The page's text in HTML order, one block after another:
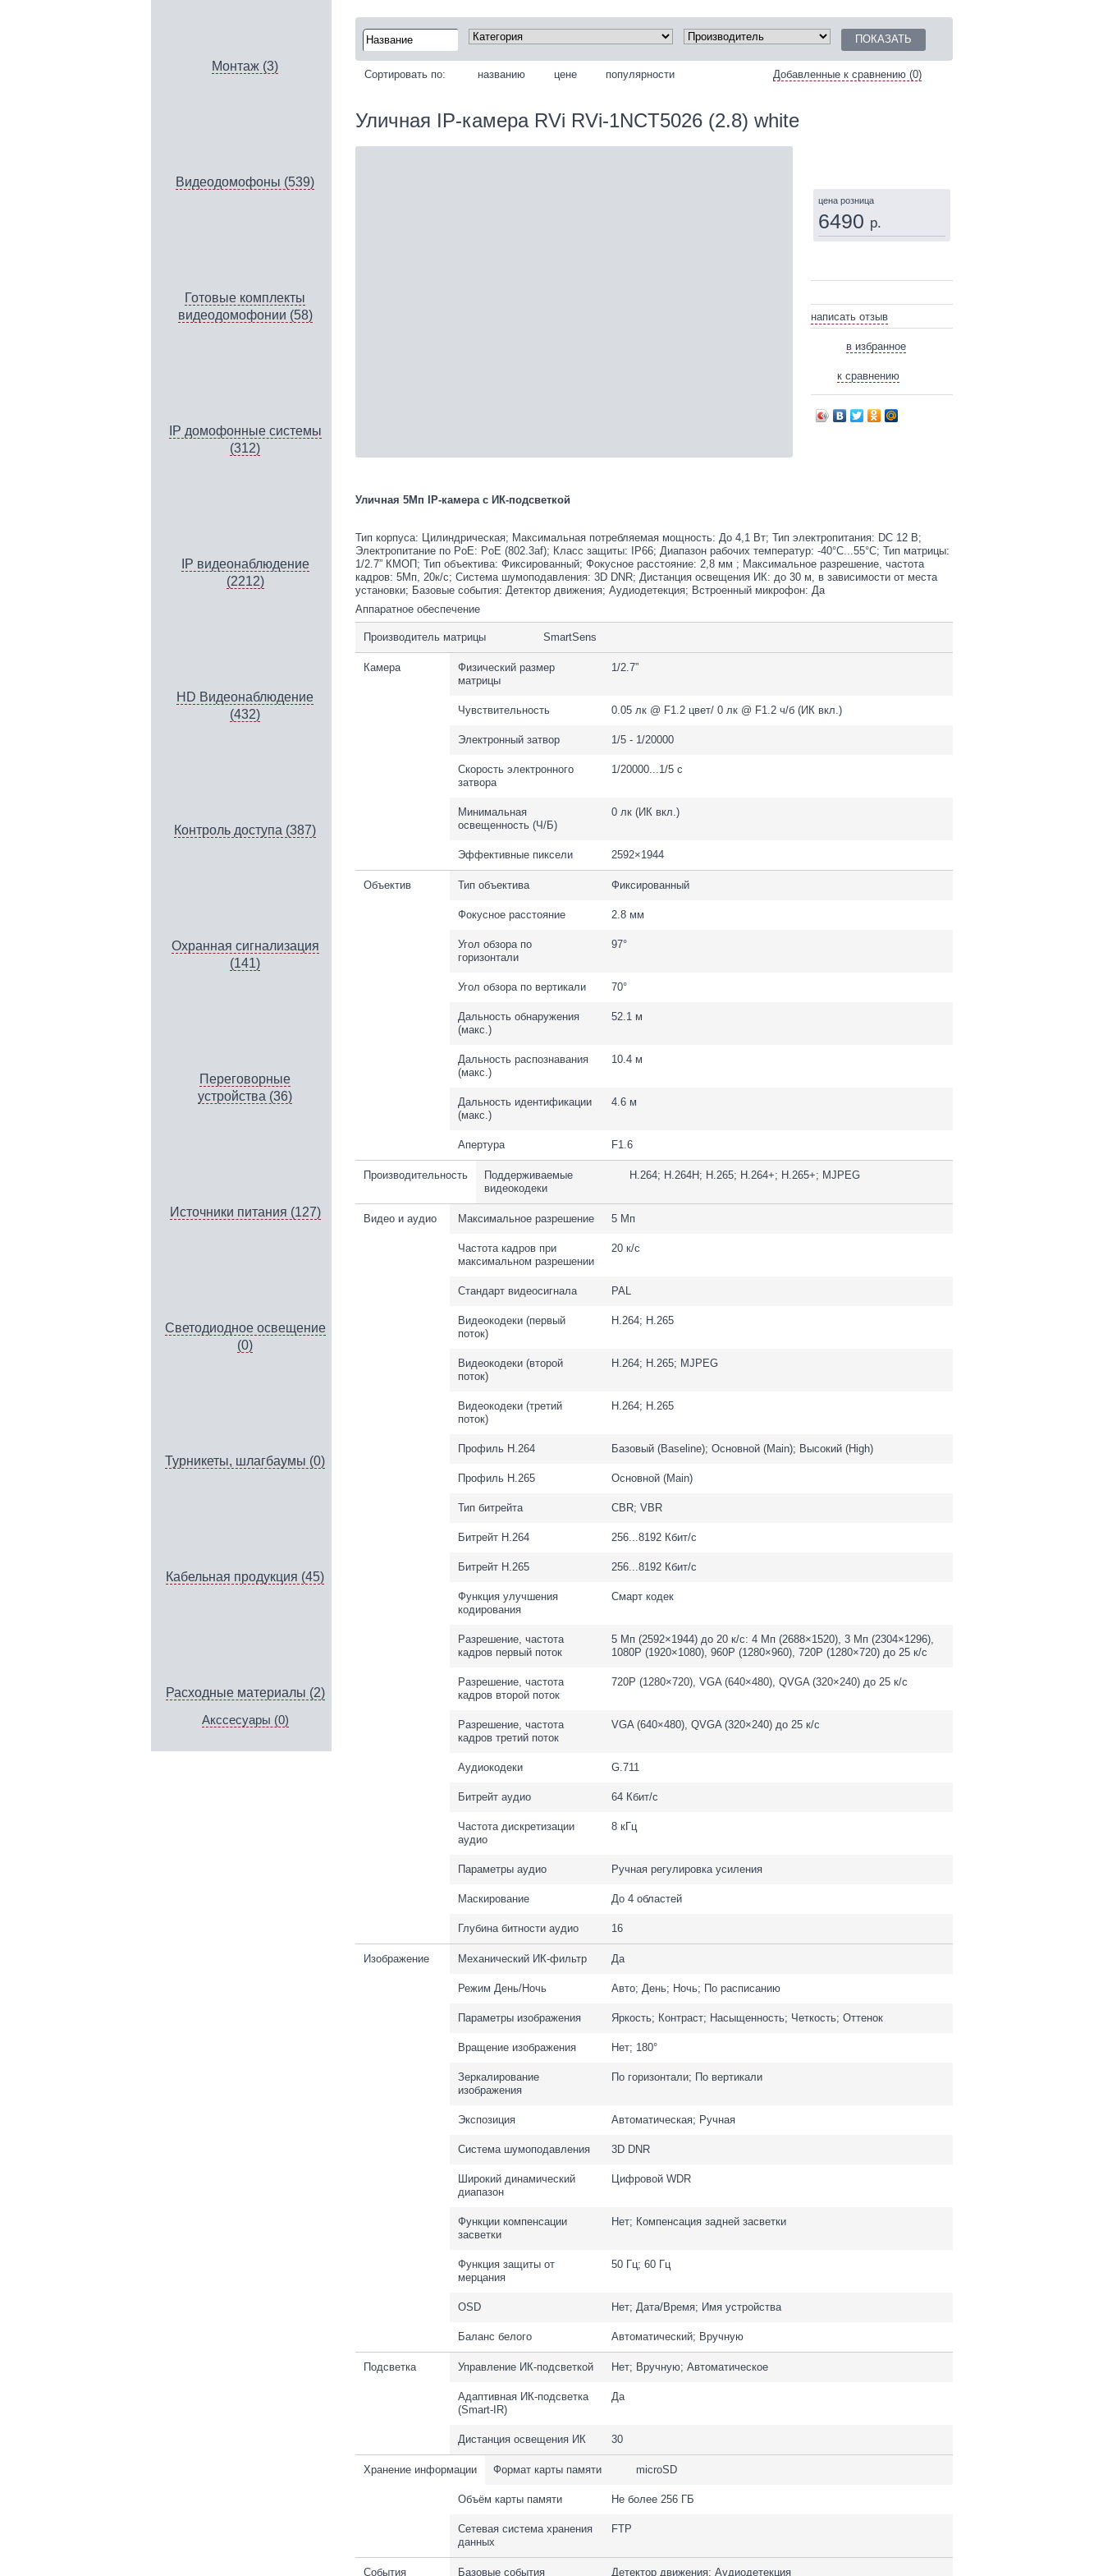
Монтаж (3)
Видеодомофоны (539)
Готовые комплекты
видеодомофонии (58)
IP домофонные системы
(312)
IP видеонаблюдение
(2212)
HD Видеонаблюдение
(432)
Контроль доступа (387)
Охранная сигнализация
(141)
Переговорные
устройства (36)
Источники питания (127)
Светодиодное освещение
(0)
Турникеты, шлагбаумы (0)
Кабельная продукция (45)
Расходные материалы (2)
Акссесуары (0)
Добавленные к сравнению (0)
Сортировать по: названию цене популярности
Уличная IP‑камера RVi RVi-1NCT5026 (2.8) white
цена розница
6490 р.
написать отзыв
в избранное
к сравнению
Уличная 5Мп IP-камера с ИК-подсветкой
Тип корпуса: Цилиндрическая; Максимальная потребляемая мощность: До 4,1 Вт; Тип электропитания: DC 12 В;
Электропитание по PoE: PoE (802.3af); Класс защиты: IP66; Диапазон рабочих температур: -40°С...55°С; Тип матрицы:
1/2.7” КМОП; Тип объектива: Фиксированный; Фокусное расстояние: 2,8 мм ; Максимальное разрешение, частота
кадров: 5Мп, 20к/с; Система шумоподавления: 3D DNR; Дистанция освещения ИК: до 30 м, в зависимости от места
установки; Базовые события: Детектор движения; Аудиодетекция; Встроенный микрофон: Да
Аппаратное обеспечение
Производитель матрицы SmartSens
Камера
Физический размер
матрицы
1/2.7”
Чувствительность 0.05 лк @ F1.2 цвет/ 0 лк @ F1.2 ч/б (ИК вкл.)
Электронный затвор 1/5 - 1/20000
Скорость электронного
затвора
1/20000...1/5 с
Минимальная
освещенность (Ч/Б)
0 лк (ИК вкл.)
Эффективные пиксели 2592×1944
Объектив Тип объектива Фиксированный
Фокусное расстояние 2.8 мм
Угол обзора по
горизонтали
97°
Угол обзора по вертикали 70°
Дальность обнаружения
(макс.)
52.1 м
Дальность распознавания
(макс.)
10.4 м
Дальность идентификации
(макс.)
4.6 м
Апертура F1.6
Производительность
Поддерживаемые
видеокодеки
H.264; H.264H; H.265; H.264+; H.265+; MJPEG
Видео и аудио Максимальное разрешение 5 Мп
Частота кадров при
максимальном разрешении
20 к/с
Стандарт видеосигнала PAL
Видеокодеки (первый
поток)
H.264; H.265
Видеокодеки (второй
поток)
H.264; H.265; MJPEG
Видеокодеки (третий
поток)
H.264; H.265
Профиль H.264 Базовый (Baseline); Основной (Main); Высокий (High)
Профиль H.265 Основной (Main)
Тип битрейта CBR; VBR
Битрейт H.264 256...8192 Кбит/с
Битрейт H.265 256...8192 Кбит/с
Функция улучшения
кодирования
Смарт кодек
Разрешение, частота
кадров первый поток
5 Мп (2592×1944) до 20 к/с: 4 Мп (2688×1520), 3 Мп (2304×1296),
1080P (1920×1080), 960P (1280×960), 720P (1280×720) до 25 к/с
Разрешение, частота
кадров второй поток
720P (1280×720), VGA (640×480), QVGA (320×240) до 25 к/с
Разрешение, частота
кадров третий поток
VGA (640×480), QVGA (320×240) до 25 к/с
Аудиокодеки G.711
Битрейт аудио 64 Кбит/с
Частота дискретизации
аудио
8 кГц
Параметры аудио Ручная регулировка усиления
Маскирование До 4 областей
Глубина битности аудио 16
Изображение Механический ИК-фильтр Да
Режим День/Ночь Авто; День; Ночь; По расписанию
Параметры изображения Яркость; Контраст; Насыщенность; Четкость; Оттенок
Вращение изображения Нет; 180°
Зеркалирование
изображения
По горизонтали; По вертикали
Экспозиция Автоматическая; Ручная
Система шумоподавления 3D DNR
Широкий динамический
диапазон
Цифровой WDR
Функции компенсации
засветки
Нет; Компенсация задней засветки
Функция защиты от
мерцания
50 Гц; 60 Гц
OSD Нет; Дата/Время; Имя устройства
Баланс белого Автоматический; Вручную
Подсветка Управление ИК-подсветкой Нет; Вручную; Автоматическое
Адаптивная ИК-подсветка
(Smart-IR)
Да
Дистанция освещения ИК 30
Хранение информации Формат карты памяти microSD
Объём карты памяти Не более 256 ГБ
Cетевая система хранения
данных
FTP
События Базовые события Детектор движения; Аудиодетекция